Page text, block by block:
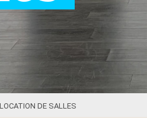
LOCATION DE SALLES